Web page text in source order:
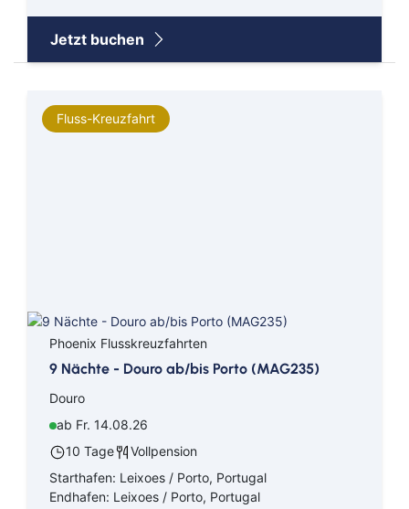
Jetzt buchen
Fluss-Kreuzfahrt
Phoenix Flusskreuzfahrten
9 Nächte - Douro ab/bis Porto (MAG235)
Douro
ab Fr. 14.08.26
10 Tage
Vollpension
Starthafen: Leixoes / Porto, Portugal
Endhafen: Leixoes / Porto, Portugal